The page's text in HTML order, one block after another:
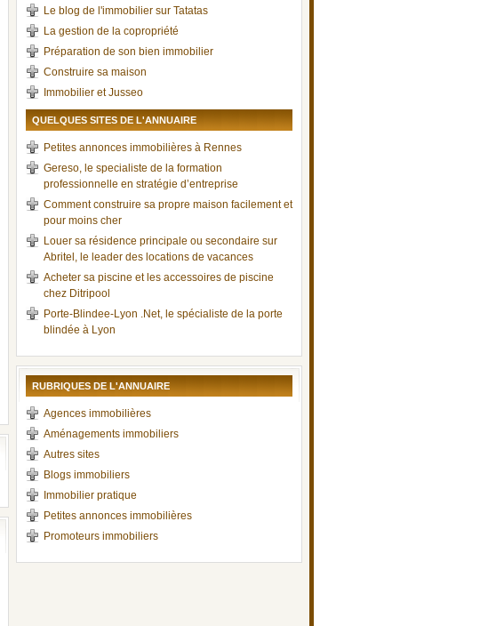
Le blog de l'immobilier sur Tatatas
La gestion de la copropriété
Préparation de son bien immobilier
Construire sa maison
Immobilier et Jusseo
QUELQUES SITES DE L'ANNUAIRE
Petites annonces immobilières à Rennes
Gereso, le specialiste de la formation
professionnelle en stratégie d’entreprise
Comment construire sa propre maison facilement et
pour moins cher
Louer sa résidence principale ou secondaire sur
Abritel, le leader des locations de vacances
Acheter sa piscine et les accessoires de piscine
chez Ditripool
Porte-Blindee-Lyon .Net, le spécialiste de la porte
blindée à Lyon
RUBRIQUES DE L'ANNUAIRE
Agences immobilières
Aménagements immobiliers
Autres sites
Blogs immobiliers
Immobilier pratique
Petites annonces immobilières
Promoteurs immobiliers